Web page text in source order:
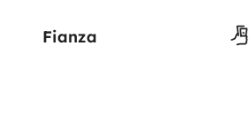
Fianza